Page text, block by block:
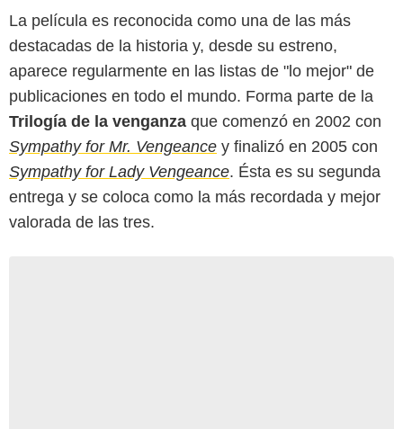
La película es reconocida como una de las más
destacadas de la historia y, desde su estreno,
aparece regularmente en las listas de "lo mejor" de
publicaciones en todo el mundo. Forma parte de la
Trilogía de la venganza que comenzó en 2002 con
Sympathy for Mr. Vengeance y finalizó en 2005 con
Sympathy for Lady Vengeance. Ésta es su segunda
entrega y se coloca como la más recordada y mejor
valorada de las tres.